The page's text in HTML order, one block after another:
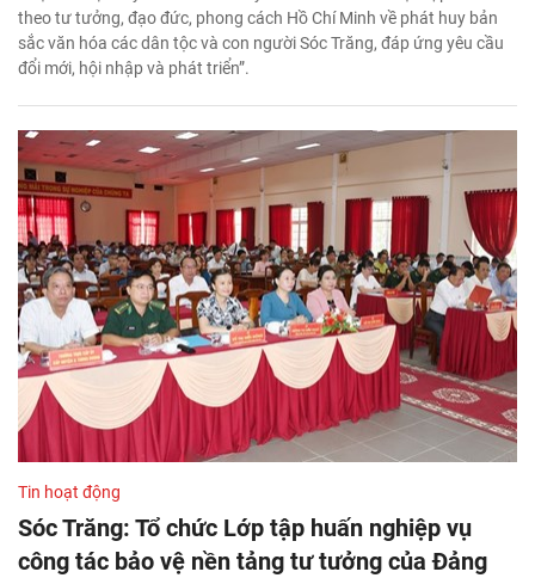
theo tư tưởng, đạo đức, phong cách Hồ Chí Minh về phát huy bản
sắc văn hóa các dân tộc và con người Sóc Trăng, đáp ứng yêu cầu
đổi mới, hội nhập và phát triển”.
Tin hoạt động
Sóc Trăng: Tổ chức Lớp tập huấn nghiệp vụ
công tác bảo vệ nền tảng tư tưởng của Đảng